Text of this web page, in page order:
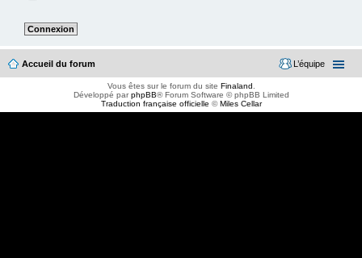
Accueil du forum L’équipe
Vous êtes sur le forum du site Finaland
Développé parphpBB® Forum Software © phpBB Limited
Traduction française officielle ©Miles Cellar